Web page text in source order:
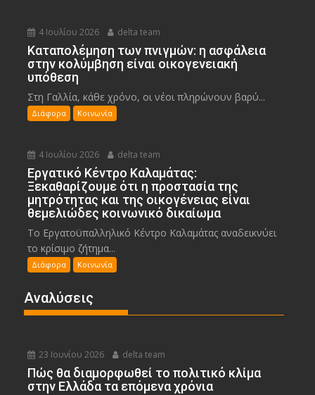
4 Ιουλίου 2026 delta team
Καταπολέμηση των πνιγμών: η ασφάλεια
στην κολύμβηση είναι οικογενειακή
υπόθεση
Στη Γαλλία, κάθε χρόνο, οι νέοι πληρώνουν βαρύ...
Διάφορα Κοινωνία
4 Ιουλίου 2026 delta team
Εργατικό Κέντρο Καλαμάτας:
Ξεκαθαρίζουμε ότι η προστασία της
μητρότητας και της οικογένειας είναι
θεμελιώδες κοινωνικό δικαίωμα
Το Εργατοϋπαλληλικό Κέντρο Καλαμάτας αναδεικνύει
το κρίσιμο ζήτημα...
Διάφορα Κοινωνία
Αναλύσεις
23 Ιουνίου 2026 delta team
Πώς θα διαμορφωθεί το πολιτικό κλίμα
στην Ελλάδα τα επόμενα χρόνια